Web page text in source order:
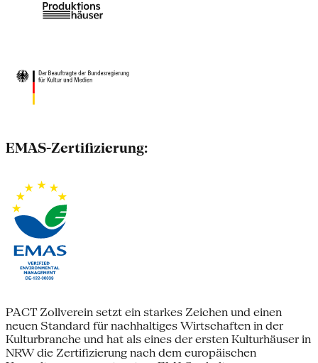
EMAS-Zertifizierung:
PACT Zollverein setzt ein starkes Zeichen und einen
neuen Standard für nachhaltiges Wirtschaften in der
Kulturbranche und hat als eines der ersten Kulturhäuser in
NRW die Zertifizierung nach dem europäischen